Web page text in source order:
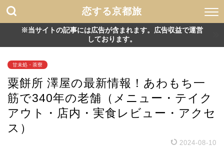
恋する京都旅
※当サイトの記事には広告が含まれます。広告収益で運営
しております。
甘未処・茶寮
粟餅所 澤屋の最新情報！あわもち一
筋で340年の老舗（メニュー・テイク
アウト・店内・実食レビュー・アクセ
ス）
2024-08-10